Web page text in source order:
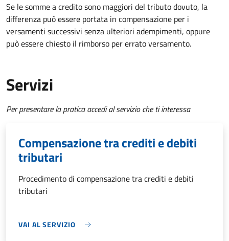
Se le somme a credito sono maggiori del tributo dovuto, la
differenza può essere portata in compensazione per i
versamenti successivi senza ulteriori adempimenti, oppure
può essere chiesto il rimborso per errato versamento.
Servizi
Per presentare la pratica accedi al servizio che ti interessa
Compensazione tra crediti e debiti
tributari
Procedimento di compensazione tra crediti e debiti
tributari
VAI AL SERVIZIO